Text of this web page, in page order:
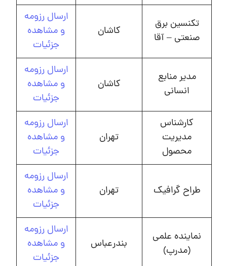
تکنسین برق
صنعتی – آقا
کاشان
ارسال رزومه
و مشاهده
جزئیات
مدیر منابع
انسانی
کاشان
ارسال رزومه
و مشاهده
جزئیات
کارشناس
مدیریت
محصول
تهران
ارسال رزومه
و مشاهده
جزئیات
طراح گرافیک تهران
ارسال رزومه
و مشاهده
جزئیات
نماینده علمی
(مدرپ)
بندرعباس
ارسال رزومه
و مشاهده
جزئیات